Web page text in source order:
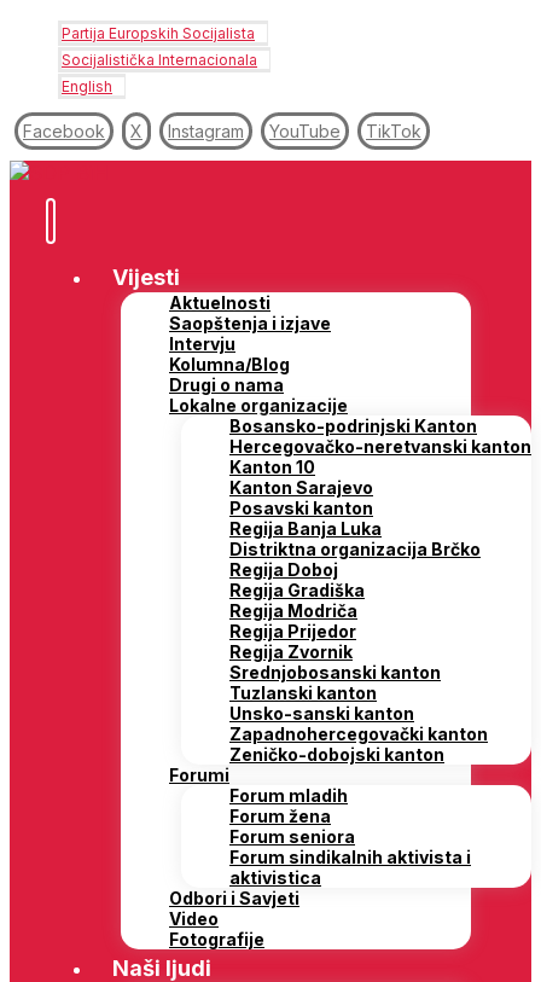
Partija Europskih Socijalista
Socijalistička Internacionala
English
Facebook X Instagram YouTube TikTok
Vijesti
Aktuelnosti
Saopštenja i izjave
Intervju
Kolumna/Blog
Drugi o nama
Lokalne organizacije
Bosansko-podrinjski Kanton
Hercegovačko-neretvanski kanton
Kanton 10
Kanton Sarajevo
Posavski kanton
Regija Banja Luka
Distriktna organizacija Brčko
Regija Doboj
Regija Gradiška
Regija Modriča
Regija Prijedor
Regija Zvornik
Srednjobosanski kanton
Tuzlanski kanton
Unsko-sanski kanton
Zapadnohercegovački kanton
Zeničko-dobojski kanton
Forumi
Forum mladih
Forum žena
Forum seniora
Forum sindikalnih aktivista i
aktivistica
Odbori i Savjeti
Video
Fotografije
Naši ljudi